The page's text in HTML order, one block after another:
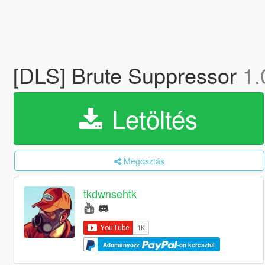
[DLS] Brute Suppressor
Letöltés
Megosztás
tkdwnsehtk
Adományozz -on keresztül